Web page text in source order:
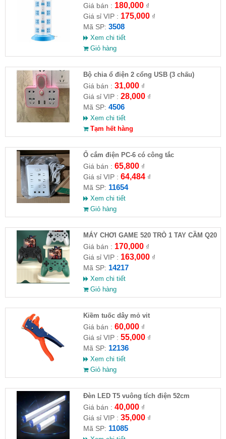
USB
Giá bán : 180,000₫
Giá sỉ VIP : 175,000₫
Mã SP: 3508
Xem chi tiết
Giỏ hàng
Bộ chia ổ điện 2 cổng USB (3 chấu)
Giá bán : 31,000₫
Giá sỉ VIP : 28,000₫
Mã SP: 4506
Xem chi tiết
Tạm hết hàng
Ổ cắm điện PC-6 có công tắc
Giá bán : 65,800₫
Giá sỉ VIP : 64,484₫
Mã SP: 11654
Xem chi tiết
Giỏ hàng
MÁY CHƠI GAME 520 TRÒ 1 TAY CẦM Q20
Giá bán : 170,000₫
Giá sỉ VIP : 163,000₫
Mã SP: 14217
Xem chi tiết
Giỏ hàng
Kiềm tuốc dây mỏ vit
Giá bán : 60,000₫
Giá sỉ VIP : 55,000₫
Mã SP: 12136
Xem chi tiết
Giỏ hàng
Đèn LED T5 vuông tích điện 52cm
Giá bán : 40,000₫
Giá sỉ VIP : 35,000₫
Mã SP: 11085